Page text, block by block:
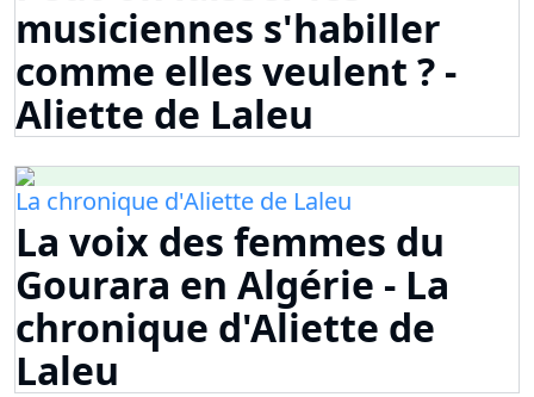
musiciennes s'habiller
comme elles veulent ? -
Aliette de Laleu
La chronique d'Aliette de Laleu
La voix des femmes du
Gourara en Algérie - La
chronique d'Aliette de
Laleu